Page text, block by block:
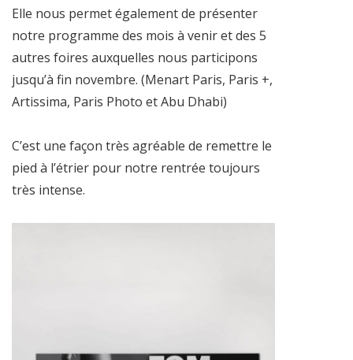
Elle nous permet également de présenter
notre programme des mois à venir et des 5
autres foires auxquelles nous participons
jusqu’à fin novembre. (Menart Paris, Paris +,
Artissima, Paris Photo et Abu Dhabi)
C’est une façon très agréable de remettre le
pied à l’étrier pour notre rentrée toujours
très intense.